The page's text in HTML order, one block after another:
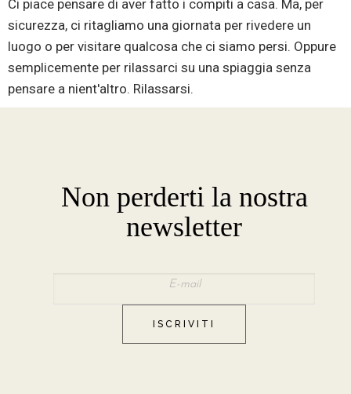
Ci piace pensare di aver fatto i compiti a casa. Ma, per
sicurezza, ci ritagliamo una giornata per rivedere un
luogo o per visitare qualcosa che ci siamo persi. Oppure
semplicemente per rilassarci su una spiaggia senza
pensare a nient'altro. Rilassarsi.
Non perderti la nostra
newsletter
ISCRIVITI